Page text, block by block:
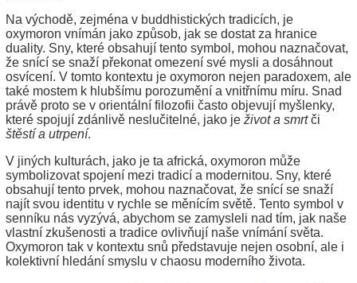
Na východě, zejména v buddhistických tradicích, je
oxymoron vnímán jako způsob, jak se dostat za hranice
duality. Sny, které obsahují tento symbol, mohou naznačovat,
že snící se snaží překonat omezení své mysli a dosáhnout
osvícení. V tomto kontextu je oxymoron nejen paradoxem, ale
také mostem k hlubšímu porozumění a vnitřnímu míru. Snad
právě proto se v orientální filozofii často objevují myšlenky,
které spojují zdánlivě neslučitelné, jako je život a smrtči
štěstí a utrpení.
V jiných kulturách, jako je ta africká, oxymoron může
symbolizovat spojení mezi tradicí a modernitou. Sny, které
obsahují tento prvek, mohou naznačovat, že snící se snaží
najít svou identitu v rychle se měnícím světě. Tento symbol v
senníku nás vyzývá, abychom se zamysleli nad tím, jak naše
vlastní zkušenosti a tradice ovlivňují naše vnímání světa.
Oxymoron tak v kontextu snů představuje nejen osobní, ale i
kolektivní hledání smyslu v chaosu moderního života.